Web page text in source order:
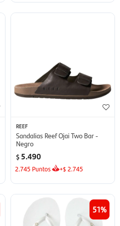
REEF
Sandalias Reef Ojai Two Bar -
Negro
$ 5.490
2.745 Puntos +$ 2.745
51